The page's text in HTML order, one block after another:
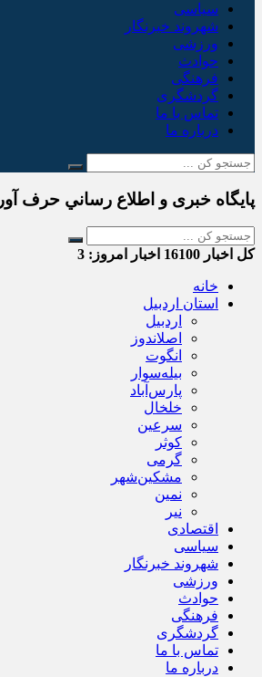
سیاسی
شهروند خبرنگار
ورزشی
حوادث
فرهنگی
گردشگری
تماس با ما
درباره ما
پایگاه خبری و اطلاع رساني حرف آور
کل اخبار اخبار امروز: 3
خانه
استان اردبیل
اردبیل
اصلاندوز
انگوت
بیله‌سوار
پارس‌آباد
خلخال
سرعین
کوثر
گرمی
مشکین‌شهر
نمین
نیر
اقتصادی
سیاسی
شهروند خبرنگار
ورزشی
حوادث
فرهنگی
گردشگری
تماس با ما
درباره ما